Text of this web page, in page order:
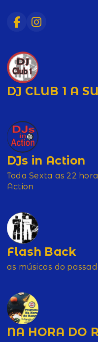
DJ CLUB 1 A
DJs in Action
Toda Sexta as 22
Action
Flash Back
as músicas do
NA HORA DO